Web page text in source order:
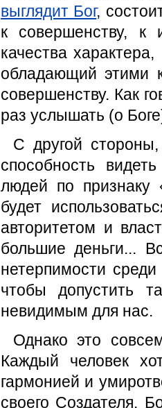
выглядит Бог,
к совершенству,
качества
обладающий этими
совершенству. Как
раз услышать (о
С другой
способность
людей по признаку
будет
авторитетом и
большие деньги...
нетерпимости
чтобы допустить
невидимым для нас.
Однако это
Каждый человек
гармонией и
своего Создателя.